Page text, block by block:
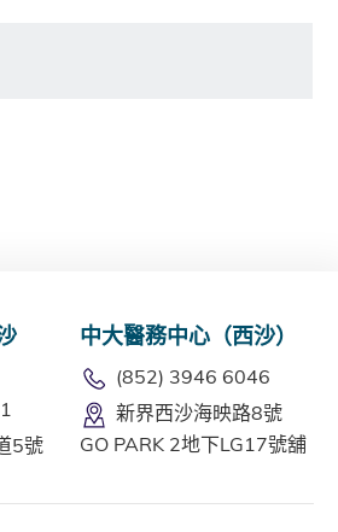
5號
中大醫務中心（西沙）
(852) 3946 6046
新界西沙海映路8號
GO PARK 2地下LG17號舖